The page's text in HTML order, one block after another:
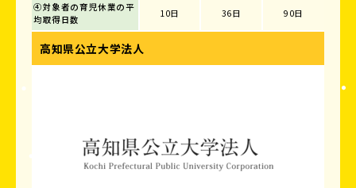
④対象者の育児休業の平
均取得日数
10日 36日 90日
高知県公立大学法人